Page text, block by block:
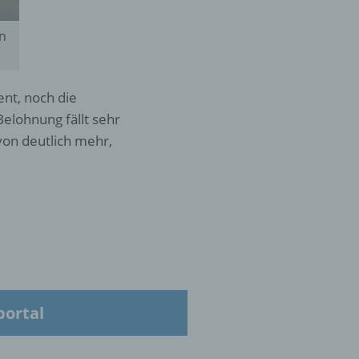
noch die
fällt sehr
deutlich mehr,